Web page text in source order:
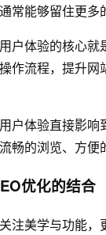
常能够留住更多
户体验的核心
作流程，提升
户体验直接影
畅的浏览、方便
优化的结合
注美学与功能，